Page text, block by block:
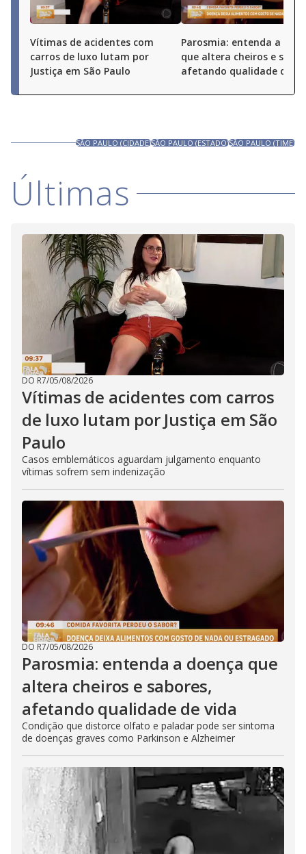
Vítimas de acidentes com
carros de luxo lutam por
Justiça em São Paulo
Parosmia: entenda a
que altera cheiros e
afetando qualidade de
SÃO PAULO (CIDADE)SÃO PAULO (ESTADO)SÃO PAULO (TIME)
Últimas
DO R7/05/08/2026
Vítimas de acidentes com carros
de luxo lutam por Justiça em São
Paulo
Casos emblemáticos aguardam julgamento enquanto
vítimas sofrem sem indenização
DO R7/05/08/2026
Parosmia: entenda a doença que
altera cheiros e sabores,
afetando qualidade de vida
Condição que distorce olfato e paladar pode ser sintoma
de doenças graves como Parkinson e Alzheimer